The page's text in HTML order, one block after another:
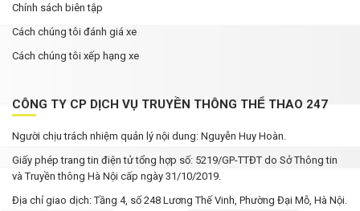
Chính sách biên tập
Cách chúng tôi đánh giá xe
Cách chúng tôi xếp hạng xe
CÔNG TY CP DỊCH VỤ TRUYỀN THÔNG THỂ THAO 247
Người chịu trách nhiệm quản lý nội dung: Nguyễn Huy Hoàn.
Giấy phép trang tin điện tử tổng hợp số: 5219/GP-TTĐT do Sở Thông tin
và Truyền thông Hà Nội cấp ngày 31/10/2019.
Địa chỉ giao dịch: Tầng 4, số 248 Lương Thế Vinh, Phường Đại Mỗ, Hà Nội.